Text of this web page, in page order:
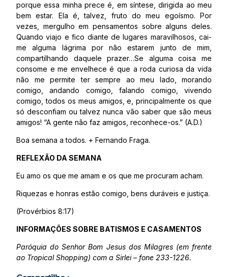
porque essa minha prece é, em síntese, dirigida ao meu
bem estar. Ela é, talvez, fruto do meu egoísmo. Por
vezes, mergulho em pensamentos sobre alguns deles.
Quando viajo e fico diante de lugares maravilhosos, cai-
me alguma lágrima por não estarem junto de mim,
compartilhando daquele prazer…Se alguma coisa me
consome e me envelhece é que a roda curiosa da vida
não me permite ter sempre ao meu lado, morando
comigo, andando comigo, falando comigo, vivendo
comigo, todos os meus amigos, e, principalmente os que
só desconfiam ou talvez nunca vão saber que são meus
amigos! “A gente não faz amigos, reconhece-os.” (A.D.)
Boa semana a todos. + Fernando Fraga.
REFLEXÃO DA SEMANA
Eu amo os que me amam e os que me procuram acham.
Riquezas e honras estão comigo, bens duráveis e justiça.
(Provérbios 8:17)
INFORMAÇÕES SOBRE BATISMOS E CASAMENTOS
Paróquia do Senhor Bom Jesus dos Milagres (em frente
ao Tropical Shopping) com a Sirlei – fone 233-1226.